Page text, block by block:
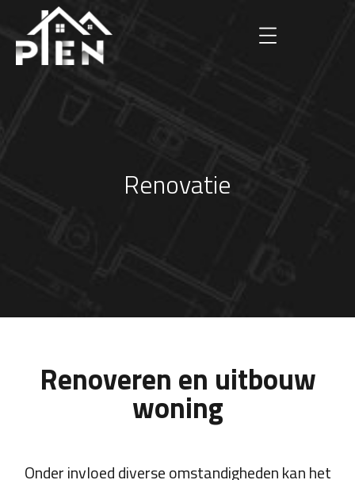
Renovatie
Renoveren en uitbouw
woning
Onder invloed diverse omstandigheden kan het